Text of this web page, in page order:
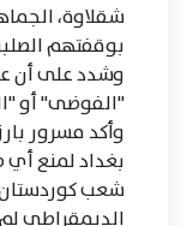
شقلاوة،
بوقفتهم
وشدد على أن
"الفوضى" أو
وأكد مسرور
بغداد لمنع أي
شعب
الديمقراطي